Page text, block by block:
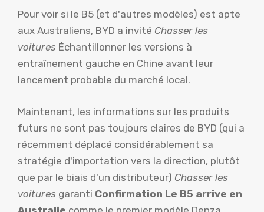
Pour voir si le B5 (et d'autres modèles) est apte
aux Australiens, BYD a invité Chasser les
voitures Échantillonner les versions à
entraînement gauche en Chine avant leur
lancement probable du marché local.
Maintenant, les informations sur les produits
futurs ne sont pas toujours claires de BYD (qui a
récemment déplacé considérablement sa
stratégie d'importation vers la direction, plutôt
que par le biais d'un distributeur) Chasser les
voitures garanti Confirmation Le B5 arrive en